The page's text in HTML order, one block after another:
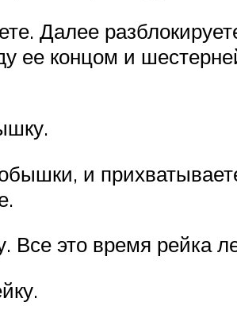
Далее
ее концом и
и
это время рейка